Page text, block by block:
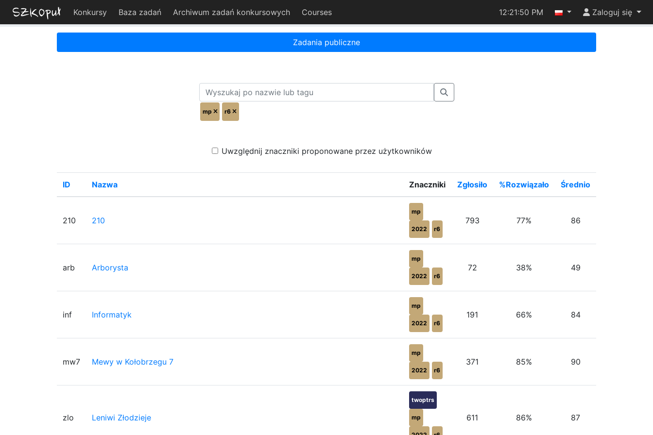
Konkursy Baza zadań Archiwum zadań konkursowych Courses 12:21:50 PM Zaloguj się
Zadania publiczne
mp r6
Uwzględnij znaczniki proponowane przez użytkowników
ID Nazwa Znaczniki Zgłosiło %Rozwiązało Średnio
210 210
mp
2022 r6
793 77% 86
arb Arborysta
mp
2022 r6
72 38% 49
inf Informatyk
mp
2022 r6
191 66% 84
mw7 Mewy w Kołobrzegu 7
mp
2022 r6
371 85% 90
zlo Leniwi Złodzieje
twoptrs
mp 611 86% 87